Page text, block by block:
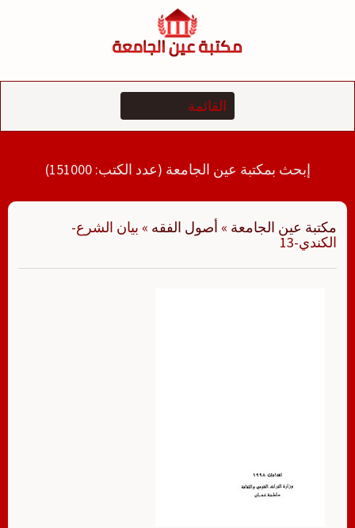
إبحث بمكتبة عين الجامعة (عدد الكتب: 151000)
مكتبة عين الجامعة » أصول الفقه » بيان الشرع-
الكندي-13